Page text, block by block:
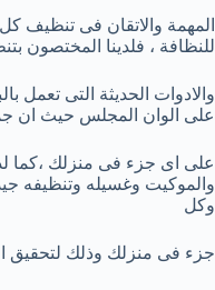
المهمة والاتقان فى
للنظافة ، فلدينا المختصون
والادوات الحديثة التى تعمل
على الوان المجلس حيث ان
على اى جزء فى منزلك ،كما
والموكيت وغسيله وتنظيفه
وكل
جزء فى منزلك وذلك لتحقيق